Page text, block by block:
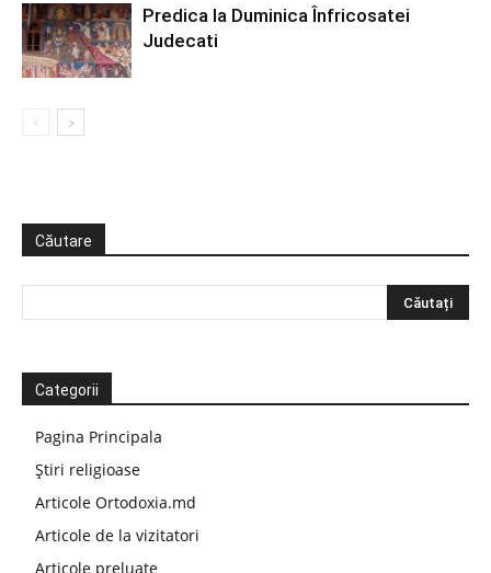
Predica la Duminica Înfricosatei
Judecati
Căutare
Categorii
Pagina Principala
Știri religioase
Articole Ortodoxia.md
Articole de la vizitatori
Articole preluate